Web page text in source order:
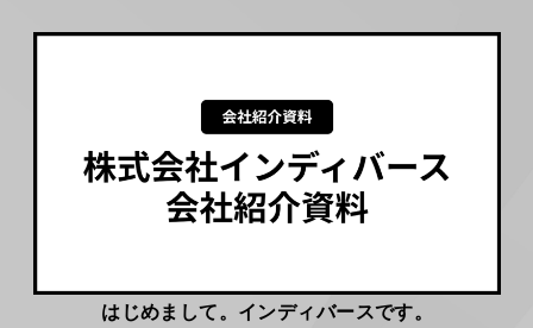
はじめまして。インディバースです。